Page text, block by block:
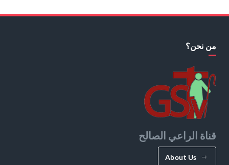
من نحن؟
قناة الراعي الصالح
About Us